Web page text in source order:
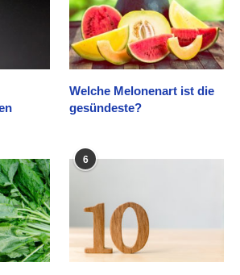
Welche Melonenart ist die
gesündeste?
6